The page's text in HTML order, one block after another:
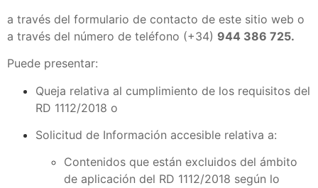
a través del formulario de contacto de este sitio web o
a través del número de teléfono (+34) 944 386 725.
Puede presentar:
Queja relativa al cumplimiento de los requisitos del
RD 1112/2018 o
Solicitud de Información accesible relativa a:
Contenidos que están excluidos del ámbito
de aplicación del RD 1112/2018 según lo